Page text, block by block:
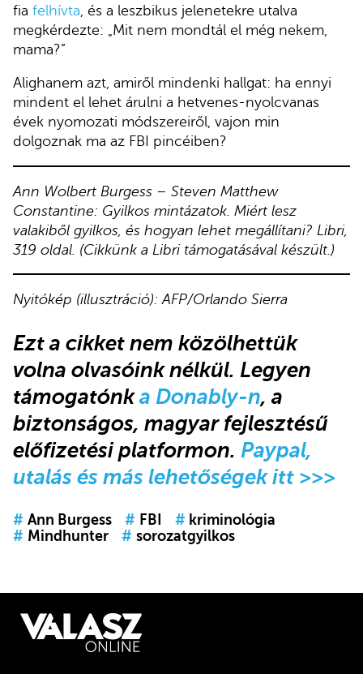
fia felhívta , és a leszbikus jelenetekre utalva
megkérdezte: „Mit nem mondtál el még nekem,
mama?”
Alighanem azt, amiről mindenki hallgat: ha ennyi
mindent el lehet árulni a hetvenes-nyolcvanas
évek nyomozati módszereiről, vajon min
dolgoznak ma az FBI pincéiben?
Ann Wolbert Burgess – Steven Matthew
Constantine: Gyilkos mintázatok. Miért lesz
valakiből gyilkos, és hogyan lehet megállítani? Libri,
319 oldal. (Cikkünk a Libri támogatásával készült.)
Nyitókép (illusztráció): AFP/Orlando Sierra
Ezt a cikket nem közölhettük
volna olvasóink nélkül. Legyen
támogatónka Donably-n, a
biztonságos, magyar fejlesztésű
előfizetési platformon. Paypal,
utalás és más lehetőségek itt >>>
# Ann Burgess # FBI # kriminológia
# Mindhunter # sorozatgyilkos